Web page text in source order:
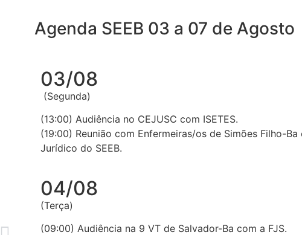
Agenda SEEB 03 a 07 de Agosto
03/08
(Segunda)
(13:00) Audiência no CEJUSC com ISETES.
(19:00) Reunião com Enfermeiras/os de Simões Filho-Ba
Jurídico do SEEB.
04/08
(Terça)
(09:00) Audiência na 9 VT de Salvador-Ba com a FJS.